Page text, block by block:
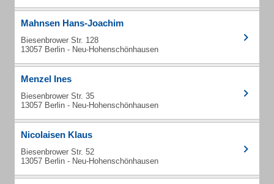
Mahnsen Hans-Joachim
Biesenbrower Str. 128
13057 Berlin - Neu-Hohenschönhausen
Menzel Ines
Biesenbrower Str. 35
13057 Berlin - Neu-Hohenschönhausen
Nicolaisen Klaus
Biesenbrower Str. 52
13057 Berlin - Neu-Hohenschönhausen